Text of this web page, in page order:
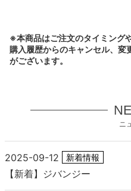
※本商品はご注文のタイミング
購入履歴からのキャンセル、変
がございます。
ニ
2025-09-12 新着情報
【新着】ジバンジー